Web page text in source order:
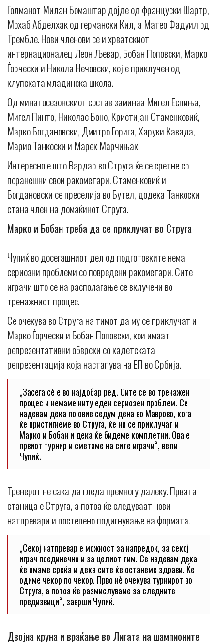
Голманот Милан Бомаштар дојде од француски Шартр,
Мохаб Абделхак од германски Кил, а Матео Фадуил од
Трембле. Нови членови се и хрватскиот
интернационалец Леон Љевар, Бобан Поповски, Марко
Ѓорчески и Никола Нечовски, кој е приклучен од
клупската младинска школа.
Од минатосезонскиот состав заминаа Мигел Еспиња,
Мигел Пинто, Николас Боно, Кристијан Стаменковиќ,
Марко Богдановски, Дмитро Горига, Харуки Кавада,
Марио Танкоски и Марек Марчињак.
Интересно е што Вардар во Струга ќе се сретне со
поранешни свои ракометари. Стаменковиќ и
Богдановски се преселија во Бутел, додека Танкоски
стана член на домаќинот Струга.
Марко и Бобан треба да се приклучат во Струга
Чупиќ во досегашниот дел од подготовките нема
сериозни проблеми со повредени ракометари. Сите
играчи што се на располагање се вклучени во
тренажниот процес.
Се очекува во Струга на тимот да му се приклучат и
Марко Ѓорчески и Бобан Поповски, кои имаат
репрезентативни обврски со кадетската
репрезентација која настапува на ЕП во Србија.
„Засега сè е во најдобар ред. Сите се во тренажен
процес и немаме ниту еден сериозен проблем. Се
надевам дека по овие седум дена во Маврово, кога
ќе пристигнеме во Струга, ќе ни се приклучат и
Марко и Бобан и дека ќе бидеме комплетни. Ова е
првиот турнир и сметаме на сите играчи“, вели
Чупиќ.
Тренерот не сака да гледа премногу далеку. Првата
станица е Струга, а потоа ќе следуваат нови
натпревари и постепено подигнување на формата.
„Секој натпревар е можност за напредок, за секој
играч поединечно и за целиот тим. Се надевам дека
ќе имаме среќа и дека сите ќе останеме здрави. Ќе
одиме чекор по чекор. Прво нè очекува турнирот во
Струга, а потоа ќе размислуваме за следните
предизвици“, заврши Чупиќ.
Двојна круна и враќање во Лигата на шампионите